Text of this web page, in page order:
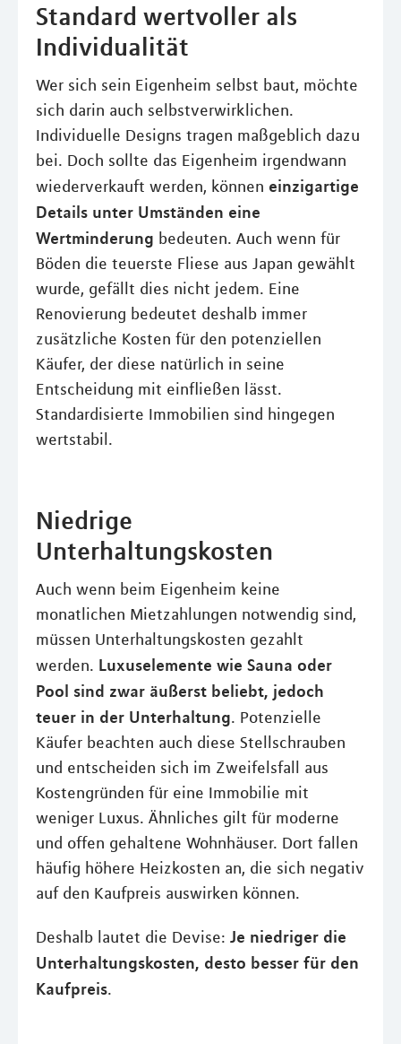
Standard wertvoller als
Individualität
Wer sich sein Eigenheim selbst baut, möchte
sich darin auch selbstverwirklichen.
Individuelle Designs tragen maßgeblich dazu
bei. Doch sollte das Eigenheim irgendwann
wiederverkauft werden, können einzigartige
Details unter Umständen eine
Wertminderung bedeuten. Auch wenn für
Böden die teuerste Fliese aus Japan gewählt
wurde, gefällt dies nicht jedem. Eine
Renovierung bedeutet deshalb immer
zusätzliche Kosten für den potenziellen
Käufer, der diese natürlich in seine
Entscheidung mit einfließen lässt.
Standardisierte Immobilien sind hingegen
wertstabil.
Niedrige
Unterhaltungskosten
Auch wenn beim Eigenheim keine
monatlichen Mietzahlungen notwendig sind,
müssen Unterhaltungskosten gezahlt
werden. Luxuselemente wie Sauna oder
Pool sind zwar äußerst beliebt, jedoch
teuer in der Unterhaltung. Potenzielle
Käufer beachten auch diese Stellschrauben
und entscheiden sich im Zweifelsfall aus
Kostengründen für eine Immobilie mit
weniger Luxus. Ähnliches gilt für moderne
und offen gehaltene Wohnhäuser. Dort fallen
häufig höhere Heizkosten an, die sich negativ
auf den Kaufpreis auswirken können.
Deshalb lautet die Devise: Je niedriger die
Unterhaltungskosten, desto besser für den
Kaufpreis.